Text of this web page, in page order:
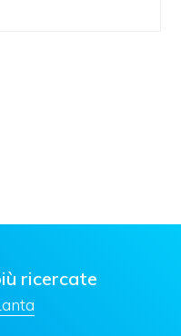
ricercate